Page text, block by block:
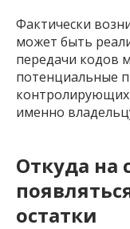
Фактически
может быть
передачи кодов
потенциальные
контролирующих
именно
Откуда на
остатки